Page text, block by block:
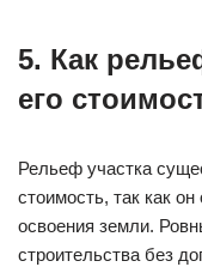
5. Как
его
Рельеф участка
стоимость, так как
освоения земли.
строительства без